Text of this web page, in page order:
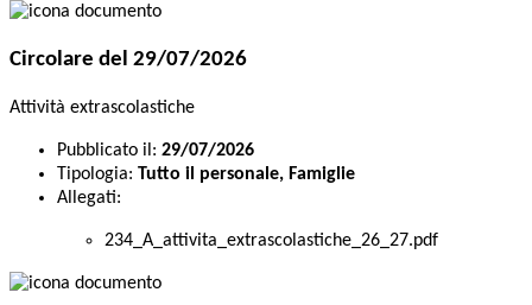
Circolare del 29/07/2026
Attività extrascolastiche
Pubblicato il: 29/07/2026
Tipologia: Tutto il personale, Famiglie
Allegati:
234_A_attivita_extrascolastiche_26_27.pdf